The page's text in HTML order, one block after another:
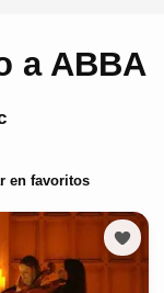
a ABBA
en favoritos